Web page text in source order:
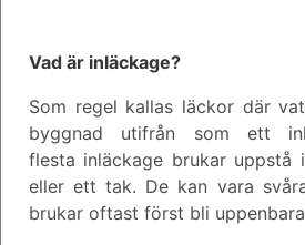
Vad är inläckage?
Som regel kallas läckor där
byggnad utifrån som ett
flesta inläckage brukar uppstå
eller ett tak. De kan vara
brukar oftast först bli